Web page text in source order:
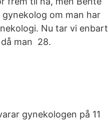
om man har
Nu tar vi enbart
man 28.
gynekologen på 11